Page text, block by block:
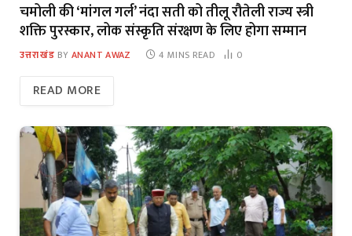
चमोली की ‘मांगल गर्ल’ नंदा सती को तीलू रौतेली राज्य स्त्री
शक्ति पुरस्कार, लोक संस्कृति संरक्षण के लिए होगा सम्मान
उत्तराखंड BY ANANT AWAZ 4 MINS READ 0
READ MORE